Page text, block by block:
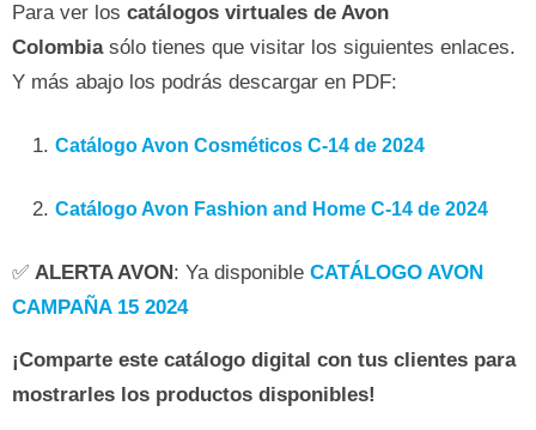
Para ver los catálogos virtuales de Avon
Colombiasólo tienes que visitar los siguientes enlaces.
Y más abajo los podrás descargar en PDF:
Catálogo Avon Cosméticos C-14 de 2024
Catálogo Avon Fashion and Home C-14 de 2024
✅ ALERTA AVON: Ya disponible CATÁLOGO AVON
CAMPAÑA 15 2024
¡Comparte este catálogo digital con tus clientes para
mostrarles los productos disponibles!